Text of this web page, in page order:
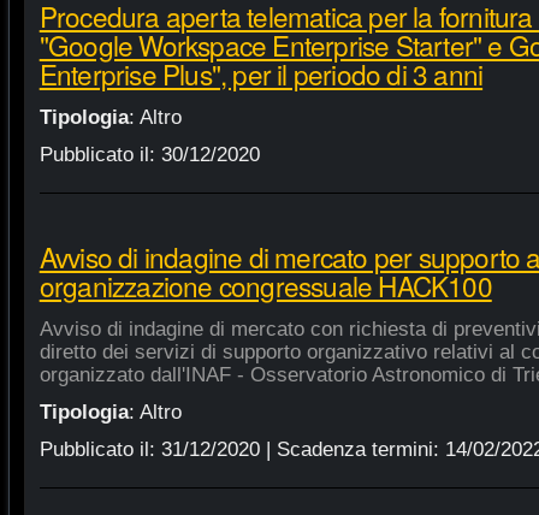
Procedura aperta telematica per la
"Google Workspace Enterprise Starter" e
Enterprise Plus", per il periodo di 3 anni
Tipologia: Altro
Pubblicato il: 30/12/2020
Avviso di indagine di mercato per supporto
organizzazione congressuale HACK100
Avviso di indagine di mercato con richiesta di
diretto dei servizi di supporto organizzativo relativi al
organizzato dall'INAF - Osservatorio Astronomico di
Tipologia: Altro
Pubblicato il: 31/12/2020| Scadenza termini: 14/02/